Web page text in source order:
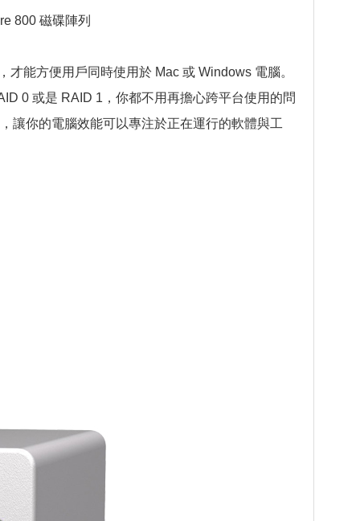
800 磁碟陣列
能方便用戶同時使用於 Mac 或 Windows 電腦。
0 或是 RAID 1，你都不用再擔心跨平台使用的問
讓你的電腦效能可以專注於正在運行的軟體與工